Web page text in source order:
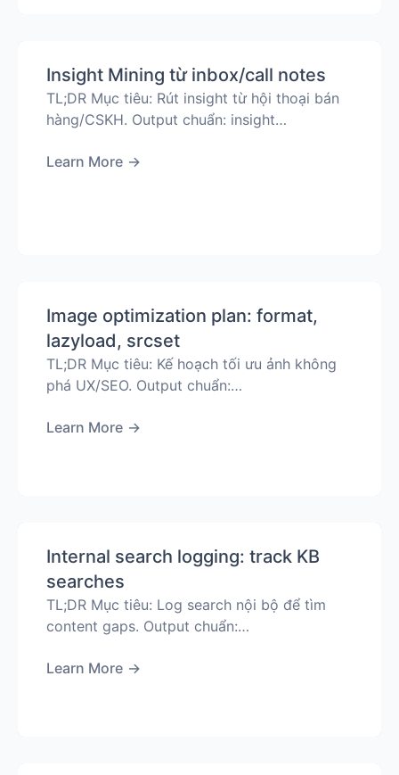
Insight Mining từ inbox/call notes
TL;DR Mục tiêu: Rút insight từ hội thoại bán
hàng/CSKH. Output chuẩn: insight…
Learn More →
Image optimization plan: format,
lazyload, srcset
TL;DR Mục tiêu: Kế hoạch tối ưu ảnh không
phá UX/SEO. Output chuẩn:…
Learn More →
Internal search logging: track KB
searches
TL;DR Mục tiêu: Log search nội bộ để tìm
content gaps. Output chuẩn:…
Learn More →